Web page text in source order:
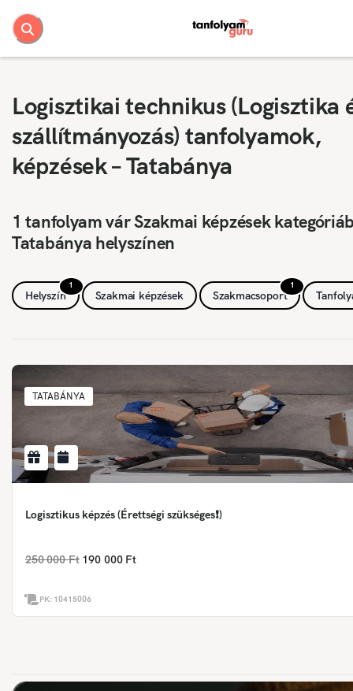
Logisztikai technikus (Logisztika
szállítmányozás) tanfolyamok,
képzések – Tatabánya
1 tanfolyam vár Szakmai képzések
Tatabánya helyszínen
1
Helyszín Szakmai képzések
1
Szakmacsoport
TATABÁNYA
Logisztikus képzés (Érettségi szükséges❗)
250 000 Ft 190 000 Ft
PK: 10415006